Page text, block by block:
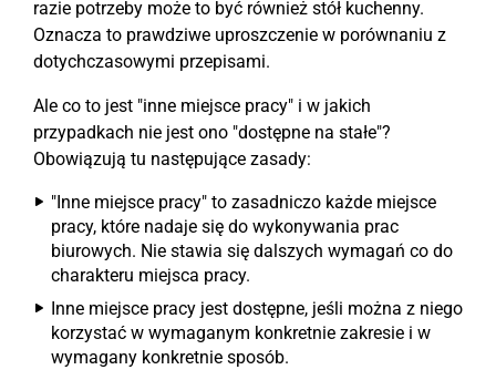
razie potrzeby może to być również stół kuchenny.
Oznacza to prawdziwe uproszczenie w porównaniu z
dotychczasowymi przepisami.
Ale co to jest "inne miejsce pracy" i w jakich
przypadkach nie jest ono "dostępne na stałe"?
Obowiązują tu następujące zasady:
"Inne miejsce pracy" to zasadniczo każde miejsce
pracy, które nadaje się do wykonywania prac
biurowych. Nie stawia się dalszych wymagań co do
charakteru miejsca pracy.
Inne miejsce pracy jest dostępne, jeśli można z niego
korzystać w wymaganym konkretnie zakresie i w
wymagany konkretnie sposób.